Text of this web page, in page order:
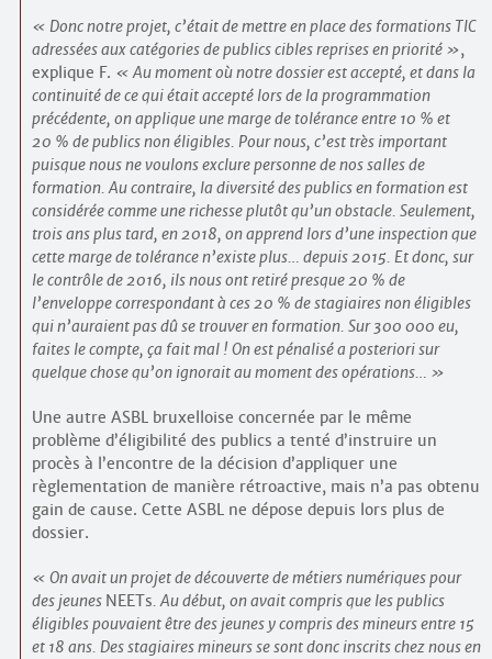
Donc notre projet, c’était de mettre en place des formations TIC
adressées aux catégories de publics cibles reprises en priorité
,
explique F.
Au moment où notre dossier est accepté, et dans la
continuité de ce qui était accepté lors de la programmation
précédente, on applique une marge de tolérance entre 10 % et
20 % de publics non éligibles. Pour nous, c’est très important
puisque nous ne voulons exclure personne de nos salles de
formation. Au contraire, la diversité des publics en formation est
considérée comme une richesse plutôt qu’un obstacle. Seulement,
trois ans plus tard, en 2018, on apprend lors d’une inspection que
cette marge de tolérance n’existe plus… depuis 2015. Et donc, sur
le contrôle de 2016, ils nous ont retiré presque 20 % de
l’enveloppe correspondant à ces 20 % de stagiaires non éligibles
qui n’auraient pas dû se trouver en formation. Sur 300 000 eu,
faites le compte, ça fait mal ! On est pénalisé a posteriori sur
quelque chose qu’on ignorait au moment des opérations…
Une autre ASBL bruxelloise concernée par le même
problème d’éligibilité des publics a tenté d’instruire un
procès à l’encontre de la décision d’appliquer une
règlementation de manière rétroactive, mais n’a pas obtenu
gain de cause. Cette ASBL ne dépose depuis lors plus de
dossier.
On avait un projet de découverte de métiers numériques pour
des jeunes NEETs. Au début, on avait compris que les publics
éligibles pouvaient être des jeunes y compris des mineurs entre 15
et 18 ans. Des stagiaires mineurs se sont donc inscrits chez nous en